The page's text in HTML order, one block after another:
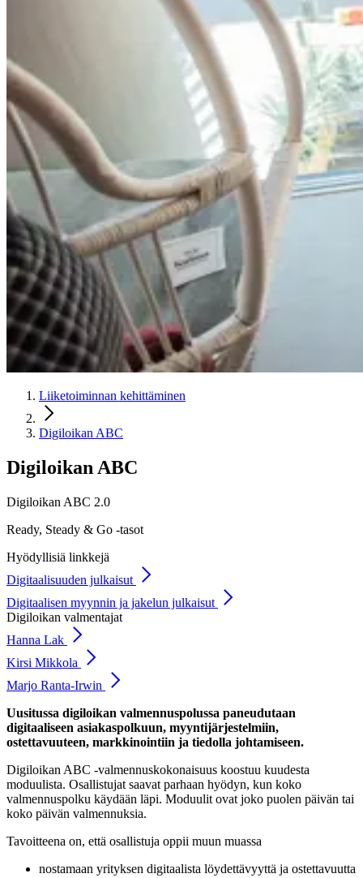
Liiketoiminnan kehittäminen
Digiloikan ABC
Digiloikan ABC
Digiloikan ABC 2.0
Ready, Steady & Go -tasot
Hyödyllisiä linkkejä
Digitaalisuuden julkaisut
Digitaalisen myynnin ja jakelun julkaisut
Digiloikan valmentajat
Hanna Lak
Kirsi Mikkola
Marjo Ranta-Irwin
Uusitussa digiloikan valmennuspolussa paneudutaan
digitaaliseen asiakaspolkuun, myyntijärjestelmiin,
ostettavuuteen, markkinointiin ja tiedolla johtamiseen.
Digiloikan ABC -valmennuskokonaisuus koostuu kuudesta
moduulista. Osallistujat saavat parhaan hyödyn, kun koko
valmennuspolku käydään läpi. Moduulit ovat joko puolen päivän tai
koko päivän valmennuksia.
Tavoitteena on, että osallistuja oppii muun muassa
nostamaan yrityksen digitaalista löydettävyyttä ja ostettavuutta